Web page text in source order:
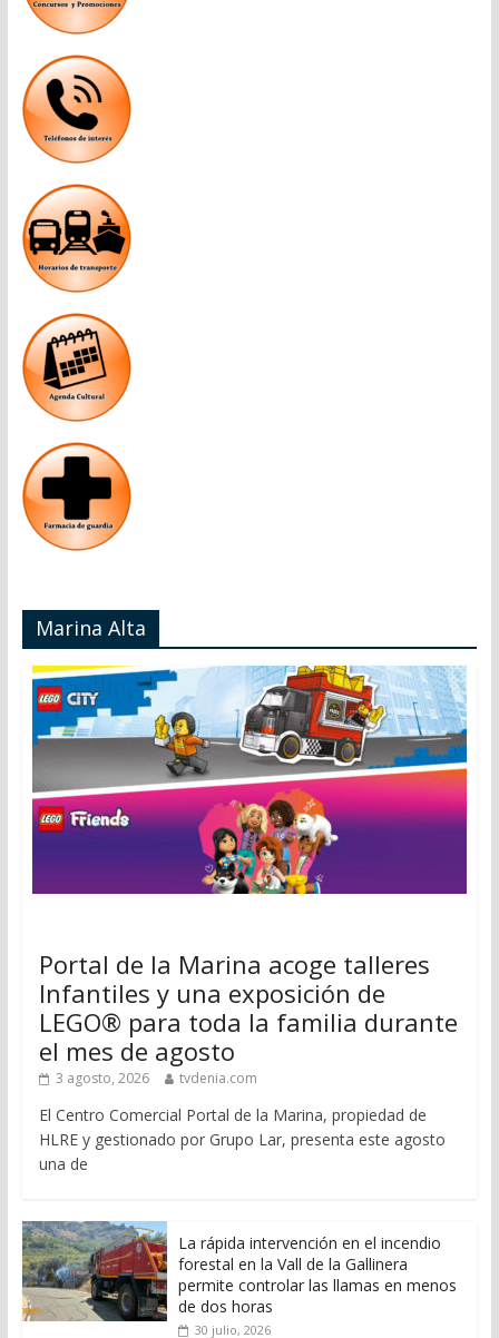
Marina Alta
Portal de la Marina acoge talleres
Infantiles y una exposición de
LEGO® para toda la familia durante
el mes de agosto
3 agosto, 2026 tvdenia.com
El Centro Comercial Portal de la Marina, propiedad de
HLRE y gestionado por Grupo Lar, presenta este agosto
una de
La rápida intervención en el incendio
forestal en la Vall de la Gallinera
permite controlar las llamas en menos
de dos horas
30 julio, 2026